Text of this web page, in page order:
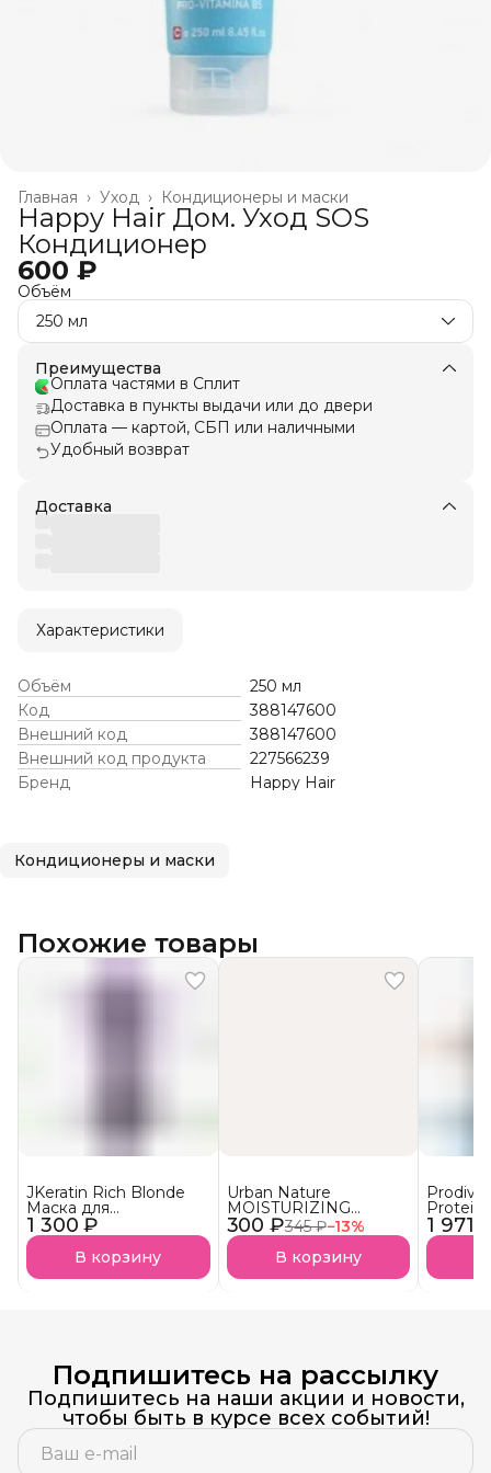
Кондиционеры и маски
Уход ›
Главная ›
Happy Hair Дом. Уход SOS
Кондиционер
600 ₽
Объём
250 мл
Преимущества
Оплата частями в Сплит
Доставка в пункты выдачи или до двери
Оплата — картой, СБП или наличными
Удобный возврат
Доставка
Характеристики
Объём
250 мл
Код
388147600
Внешний код
388147600
Внешний код продукта
227566239
Бренд
Happy Hair
Кондиционеры и маски
Похожие товары
1 300 ₽
JKeratin Rich Blonde
Маска для
осветленных волос
Уход & нейтрализация
желтизны СКОРО В
НАЛИЧИИ!
В корзину
300 ₽345 ₽−13%
Urban Nature
MOISTURIZING
Кондиционер
Увлажняющий АКЦИЯ!
В корзину
1 971
Protein
Подпишитесь на рассылку
Подпишитесь на наши акции и новости,
чтобы быть в курсе всех событий!